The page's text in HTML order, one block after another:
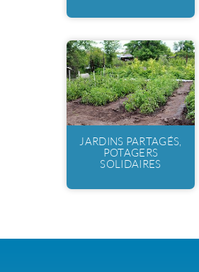
JARDINS PARTAGÉS,
POTAGERS
SOLIDAIRES